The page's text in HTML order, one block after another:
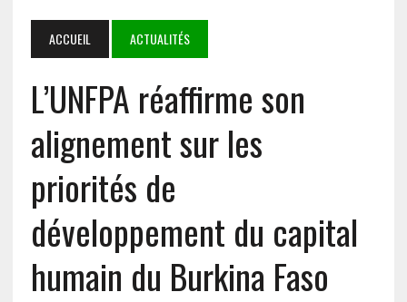
ACCUEIL ACTUALITÉS
L’UNFPA réaffirme son
alignement sur les
priorités de
développement du capital
humain du Burkina Faso